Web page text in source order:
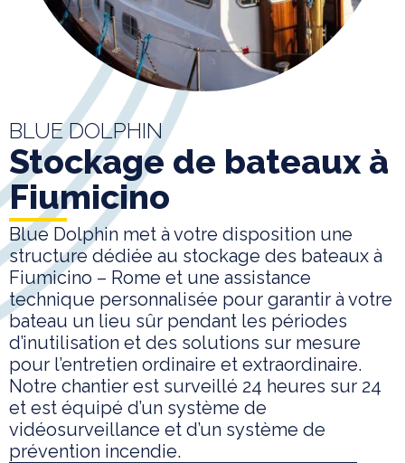
BLUE DOLPHIN
Stockage de bateaux à
Fiumicino
Blue Dolphin met à votre disposition une
structure dédiée au stockage des bateaux à
Fiumicino – Rome et une assistance
technique personnalisée pour garantir à votre
bateau un lieu sûr pendant les périodes
d’inutilisation et des solutions sur mesure
pour l’entretien ordinaire et extraordinaire.
Notre chantier est surveillé 24 heures sur 24
et est équipé d’un système de
vidéosurveillance et d’un système de
prévention incendie.